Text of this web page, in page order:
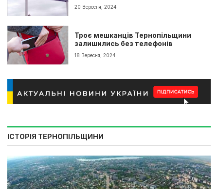
20 Вересня, 2024
Троє мешканців Тернопільщини
залишились без телефонів
18 Вересня, 2024
ІСТОРІЯ ТЕРНОПІЛЬЩИНИ